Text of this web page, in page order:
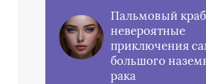
Пальмовый
невероятные
приключения
большого
рака